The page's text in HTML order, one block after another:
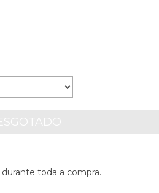
toda a compra.